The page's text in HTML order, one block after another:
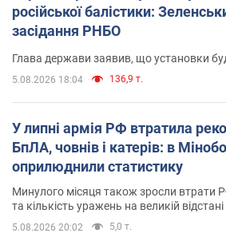
російської балістики:
засідання РНБО
Глава держави заявив, що установки
5.08.2026 18:04 136,9 т.
У липні армія РФ втратила
БпЛА, човнів і катерів: в
оприлюднили статистику
Минулого місяця також зросли втрати
та кількість уражень на великій відстані
5.08.2026 20:02 5,0 т.